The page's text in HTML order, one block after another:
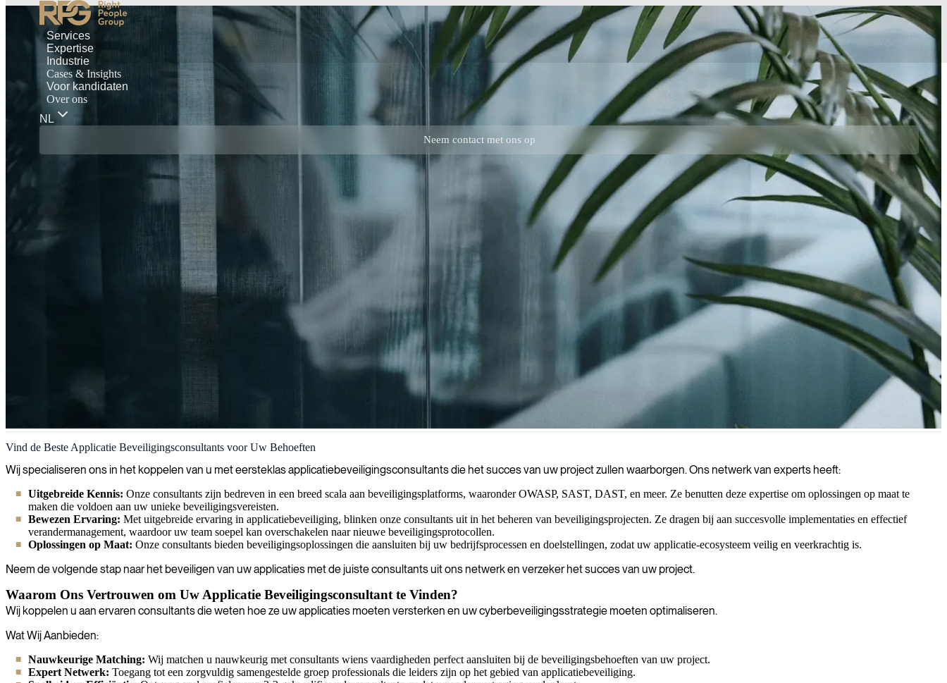
Services
Expertise
Industrie
Cases & Insights
Voor kandidaten
Over ons
NL
Neem contact met ons op
Applicatiebeveiliging
Wij helpen u kwetsbaarheden te identificeren en te verhelpen voordat aanvallers deze kunnen uitbuiten, waarbij we uw applicaties beveiligen en uw gegevens beschermen door middel van uitgebreide
beveiligingsbeoordelingen en deskundige implementatie van de beste praktijken in de branche.
Vind de Beste Applicatie Beveiligingsconsultants voor Uw Behoeften
Wij specialiseren ons in het koppelen van u met eersteklas applicatiebeveiligingsconsultants die het succes van uw project zullen waarborgen. Ons netwerk van experts heeft:
Uitgebreide Kennis: Onze consultants zijn bedreven in een breed scala aan beveiligingsplatforms, waaronder OWASP, SAST, DAST, en meer. Ze benutten deze expertise om oplossingen op maat te
maken die voldoen aan uw unieke beveiligingsvereisten.
Bewezen Ervaring: Met uitgebreide ervaring in applicatiebeveiliging, blinken onze consultants uit in het beheren van beveiligingsprojecten. Ze dragen bij aan succesvolle implementaties en effectief
verandermanagement, waardoor uw team soepel kan overschakelen naar nieuwe beveiligingsprotocollen.
Oplossingen op Maat: Onze consultants bieden beveiligingsoplossingen die aansluiten bij uw bedrijfsprocessen en doelstellingen, zodat uw applicatie-ecosysteem veilig en veerkrachtig is.
Neem de volgende stap naar het beveiligen van uw applicaties met de juiste consultants uit ons netwerk en verzeker het succes van uw project.
Waarom Ons Vertrouwen om Uw Applicatie Beveiligingsconsultant te Vinden?
Wij koppelen u aan ervaren consultants die weten hoe ze uw applicaties moeten versterken en uw cyberbeveiligingsstrategie moeten optimaliseren.
Wat Wij Aanbieden:
Nauwkeurige Matching: Wij matchen u nauwkeurig met consultants wiens vaardigheden perfect aansluiten bij de beveiligingsbehoeften van uw project.
Expert Netwerk: Toegang tot een zorgvuldig samengestelde groep professionals die leiders zijn op het gebied van applicatiebeveiliging.